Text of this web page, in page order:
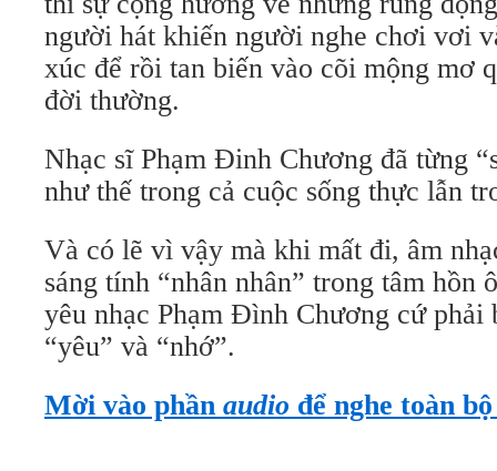
người hát khiến người nghe chơi vơi
xúc để rồi tan biến vào cõi mộng mơ
đời thường.
Nhạc sĩ Phạm Đinh Chương đã từng
như thế trong cả cuộc sống thực lẫn
Và có lẽ vì vậy mà khi mất đi, âm
sáng tính “nhân nhân” trong tâm hồn
yêu nhạc Phạm Đình Chương cứ phải
“yêu” và “nhớ”.
Mời vào phần audio để nghe toàn